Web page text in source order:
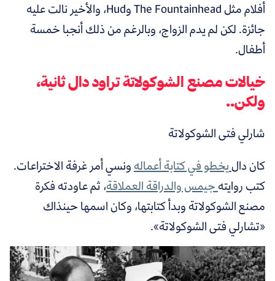
أفلام مثل The Fountainhead وHud، والأخير نالت عليه
جائزة. لكن لم يدم الزواج، وبالرغم من ذلك أنجبا خمسة
أطفال.
خيالات مصنع الشوكولاتة تراود دال ثانية،
ولكن..
شارلي فتى الشوكولاتة
كان داليخطو في كتابة أعمالهونسي أمر غرفة الاختراعات.
كتب روايتهجيمس والدراقة العملاقة، ثم عاودته فكرة
مصنع الشوكولاتة وبدأ كتابتها، وكان اسمها حينذاك
«تشارلي فتى الشوكولاتة».